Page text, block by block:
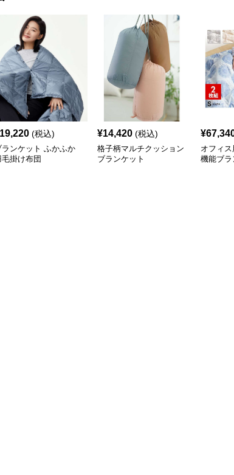
19,220 (税込)
ランケット ふかふか
毛掛け布団
¥14,420 (税込)
格子柄マルチクッション
ブランケット
¥
オフィ
機能ブラ